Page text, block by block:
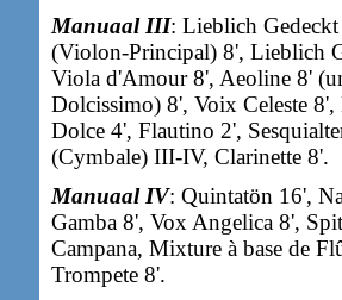
Manuaal III: Lieblich
(Violon-Principal) 8', Lieblich
Viola d'Amour 8', Aeoline 8'
Dolcissimo) 8', Voix Celeste
Dolce 4', Flautino 2',
(Cymbale) III-IV, Clarinette 8'.
Manuaal IV: Quintatön 16',
Gamba 8', Vox Angelica 8',
Campana, Mixture à base de
Trompete 8'.